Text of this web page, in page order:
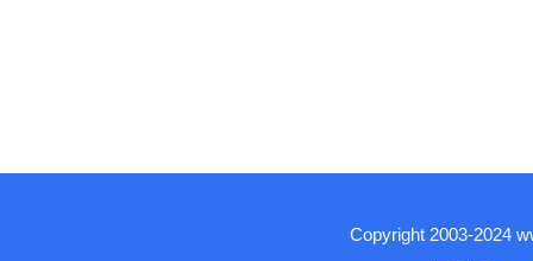
Copyright 2003-2024